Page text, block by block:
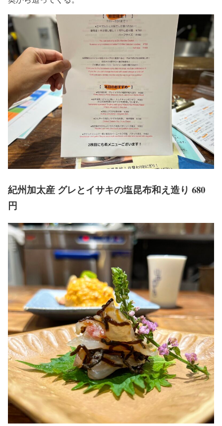
紀州加太産 グレとイサキの塩昆布和え造り 680
円